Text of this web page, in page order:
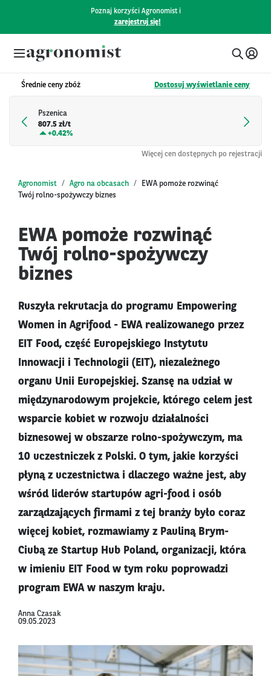
Poznaj korzyści Agronomist i
zarejestruj się!
Średnie ceny zbóż Dostosuj wyświetlanie ceny
Pszenica
807.5 zł/t
+0.42%
Więcej cen dostępnych po rejestracji
Agronomist Agro na obcasach
EWA pomoże rozwinąć
Twój rolno-spożywczy biznes
EWA pomoże rozwinąć
Twój rolno-spożywczy
biznes
Ruszyła rekrutacja do programu Empowering
Women in Agrifood - EWA realizowanego przez
EIT Food, część Europejskiego Instytutu
Innowacji i Technologii (EIT), niezależnego
organu Unii Europejskiej. Szansę na udział w
międzynarodowym projekcie, którego celem jest
wsparcie kobiet w rozwoju działalności
biznesowej w obszarze rolno-spożywczym, ma
10 uczestniczek z Polski. O tym, jakie korzyści
płyną z uczestnictwa i dlaczego ważne jest, aby
wśród liderów startupów agri-food i osób
zarządzających firmami z tej branży było coraz
więcej kobiet, rozmawiamy z Pauliną Brym-
Ciubą ze Startup Hub Poland, organizacji, która
w imieniu EIT Food w tym roku poprowadzi
program EWA w naszym kraju.
Anna Czasak
09.05.2023